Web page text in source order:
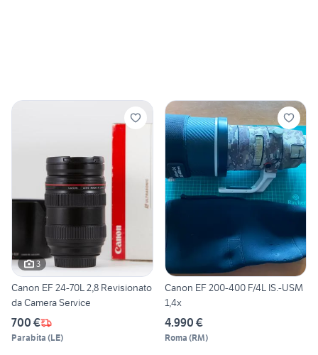
3
Canon EF 24-70L 2,8 Revisionato
da Camera Service
700 €
Parabita (LE)
Canon EF 200-400 F/4L IS.-USM
1,4x
4.990 €
Roma (RM)